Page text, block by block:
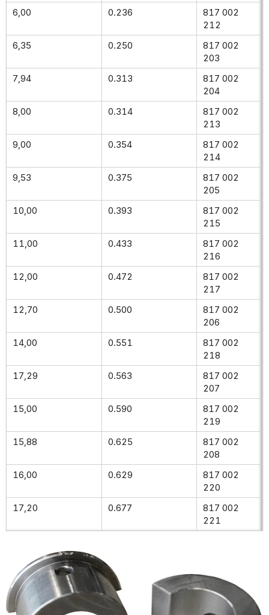
6,00 0.236
817 002
212
6,35
0.250
817 002
203
7,94
0.313
817 002
204
8,00
0.314
817 002
213
9,00
0.354
817 002
214
9,53
0.375
817 002
205
10,00
0.393
817 002
215
11,00
0.433
817 002
216
12,00
0.472
817 002
217
12,70
0.500
817 002
206
14,00
0.551
817 002
218
17,29
0.563
817 002
207
15,00
0.590
817 002
219
15,88
0.625
817 002
208
16,00
0.629
817 002
220
17,20
0.677
817 002
221